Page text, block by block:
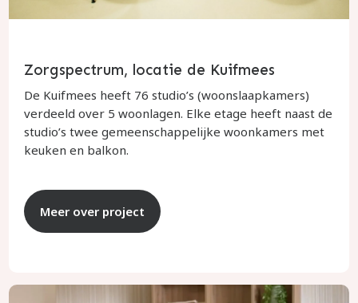
Zorgspectrum, locatie de Kuifmees
De Kuifmees heeft 76 studio’s (woonslaapkamers)
verdeeld over 5 woonlagen. Elke etage heeft naast de
studio’s twee gemeenschappelijke woonkamers met
keuken en balkon.
Meer over project